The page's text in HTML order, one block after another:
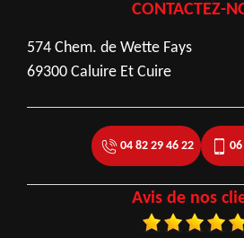
CONTACTEZ-
574 Chem. de Wette Fays
69300 Caluire Et Cuire
04 82 29 46 22
Avis de nos